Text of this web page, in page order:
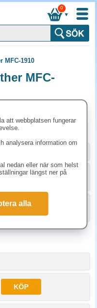
▼
0
MFC-1910
MFC-
1910
MFC-1910
KÖP
KÖP
KÖP
att webbplatsen fungerar
analysera information om
nedan eller när som helst
längst ner på
alla